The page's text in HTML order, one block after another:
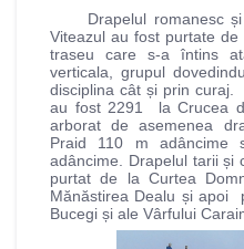
Drapelul romanesc și
Viteazul au fost purtate
traseu care s-a întins
verticala, grupul
disciplina cât și prin
au fost 2291 la Crucea
arborat de asemenea
Praid 110 m
adâncime. Drapelul tarii și
purtat de la Curtea
Mănăstirea Dealu și apoi
Bucegi și ale Vârfului